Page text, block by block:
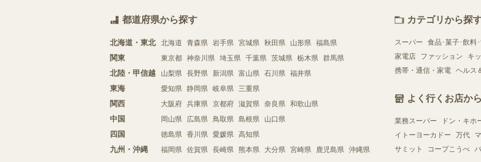
都道府県から探す
北海道・東北 北海道 青森県 岩手県 宮城県 秋田県 山形県 福島県
関東 東京都 神奈川県 埼玉県 千葉県 茨城県 栃木県 群馬県
北陸・甲信越 山梨県 長野県 新潟県 富山県 石川県 福井県
東海 愛知県 静岡県 岐阜県 三重県
関西 大阪府 兵庫県 京都府 滋賀県 奈良県 和歌山県
中国 岡山県 広島県 鳥取県 島根県 山口県
四国 徳島県 香川県 愛媛県 高知県
九州・沖縄 福岡県 佐賀県 長崎県 熊本県 大分県 宮崎県 鹿児島県 沖縄県
カテゴリから探
スーパー 食品･菓子･飲料
家電店
ファッション キ
携帯・通信・家電 ヘルス
よく行くお店か
業務スーパー ドン・キホ
イトーヨーカドー
万代
サミット
コープこうべ